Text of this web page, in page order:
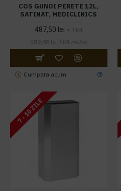
COS GUNOI PERETE 12L,
SATINAT, MEDICLINICS
487,50 lei + TVA
589,88 lei TVA inclus
Cumpara acum
7 - 10 ZILE